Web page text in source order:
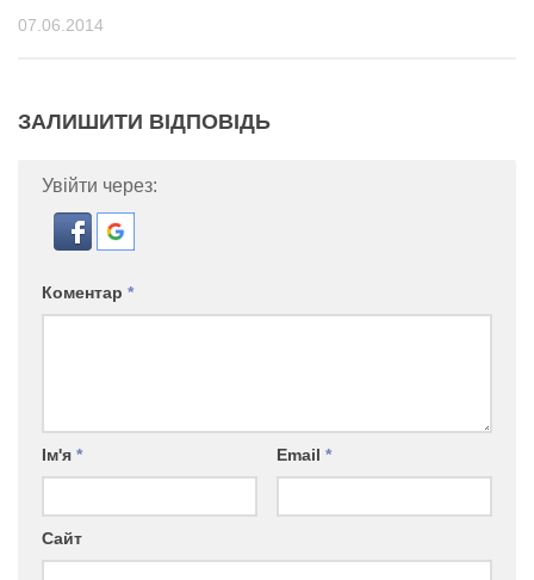
07.06.2014
ЗАЛИШИТИ ВІДПОВІДЬ
Увійти через:
Коментар *
Ім'я * Email *
Сайт